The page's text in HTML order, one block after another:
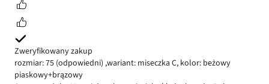
Zweryfikowany zakup
rozmiar: 75 (odpowiedni) ,wariant: miseczka C, kolor: beżowy
piaskowy+brązowy